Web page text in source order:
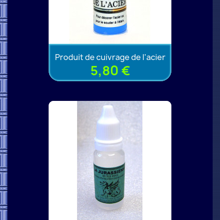
Produit de cuivrage de l'acier
5,80 €